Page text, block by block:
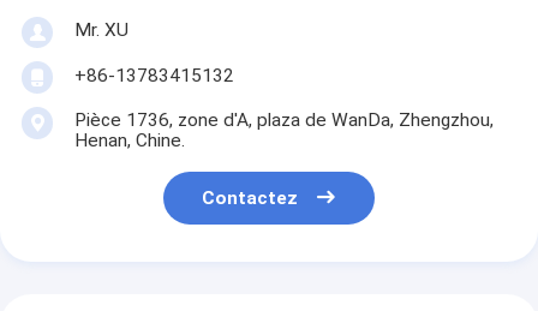
Mr. XU
+86-13783415132
Pièce 1736, zone d'A, plaza de WanDa, Zhengzhou,
Henan, Chine.
Contactez